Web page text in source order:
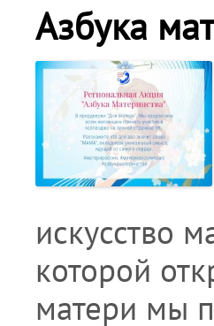
Азбука
искусство
которой
матери мы